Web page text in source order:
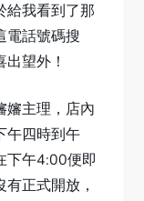
給我看到了那
電話號碼搜
望外！
嬸主理，店內
午四時到午
下午4:00便即
正式開放，